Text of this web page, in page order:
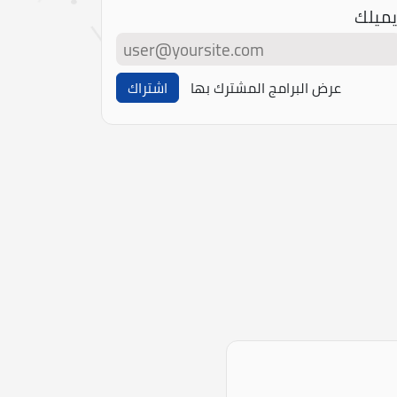
عرض البرامج المشترك بها اشتراك